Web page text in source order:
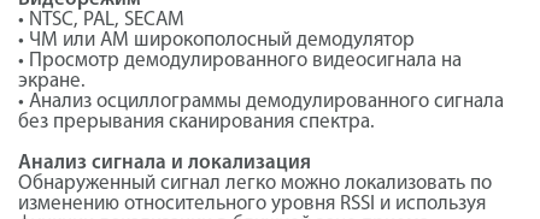
• NTSC, PAL, SECAM
• ЧМ или АМ широкополосный демодулятор
• Просмотр демодулированного видеосигнала на
экране.
• Анализ осциллограммы демодулированного сигнала
без прерывания сканирования спектра.
Анализ сигнала и локализация
Обнаруженный сигнал легко можно локализовать по
изменению относительного уровня RSSI и используя